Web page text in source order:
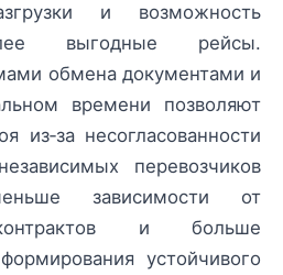
и возможность
выгодные рейсы.
обмена документами и
времени позволяют
из‑за несогласованности
перевозчиков
зависимости от
и больше
устойчивого